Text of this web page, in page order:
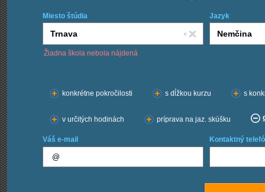
Miesto štúdia Jazyk
Žiadna škola nebola nájdená
konkrétne pokročilosti
s dĺžkou kurzu s
v určitých hodinách príprava na jaz. skúšku
Váš e-mail Kontaktný